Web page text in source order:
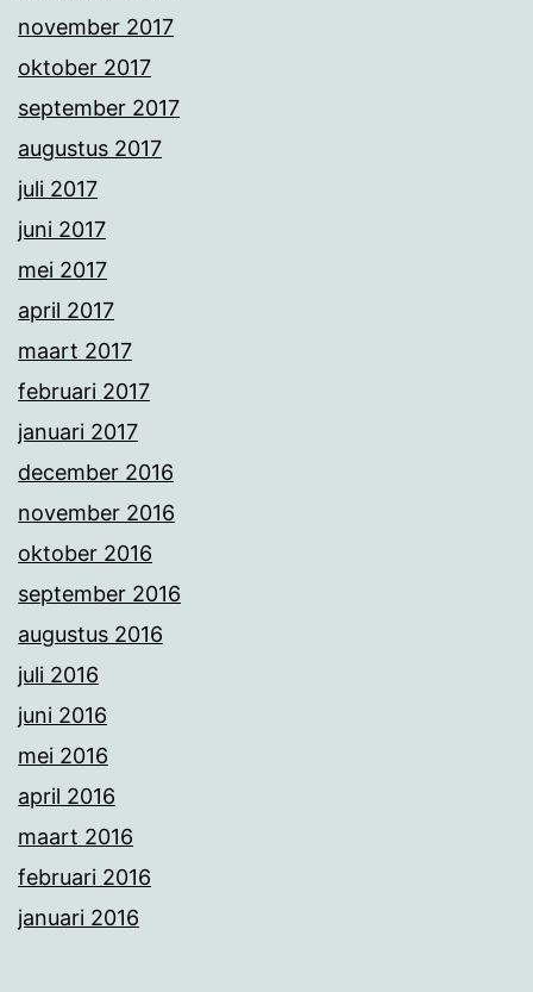
november 2017
oktober 2017
september 2017
augustus 2017
juli 2017
juni 2017
mei 2017
april 2017
maart 2017
februari 2017
januari 2017
december 2016
november 2016
oktober 2016
september 2016
augustus 2016
juli 2016
juni 2016
mei 2016
april 2016
maart 2016
februari 2016
januari 2016